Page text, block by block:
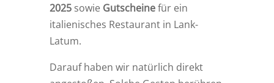
2025sowie Gutscheinefür ein
italienisches Restaurant in Lank-
Latum.
Darauf haben wir natürlich direkt